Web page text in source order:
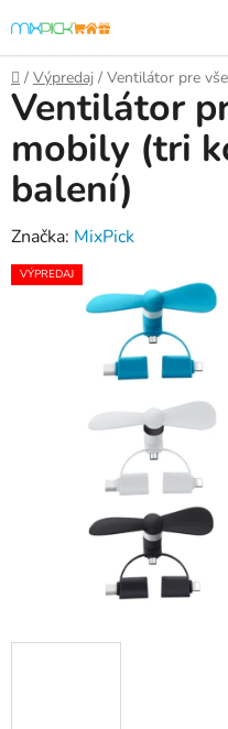
na
obsah
Domov
/ Výpredaj / Ventilátor pre
Ventilátor
mobily (tri
balení)
Značka: MixPick
VÝPREDAJ